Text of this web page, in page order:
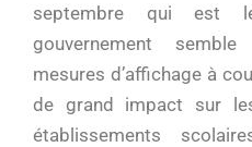
septembre qui est
gouvernement
mesures d’affichage à
de grand impact sur
établissements